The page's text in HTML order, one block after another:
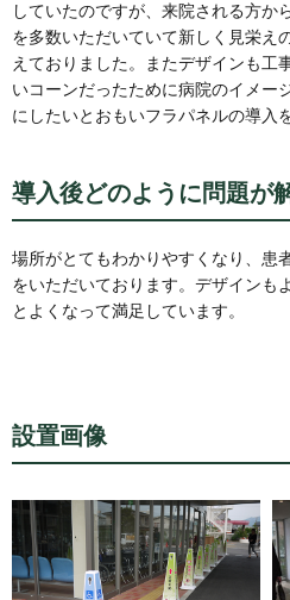
していたのですが、来院される方か
を多数いただいていて新しく見栄え
えておりました。またデザインも工
いコーンだったために病院のイメー
にしたいとおもいフラパネルの導入
導入後どのように問題が
場所がとてもわかりやすくなり、患
をいただいております。デザインも
とよくなって満足しています。
設置画像